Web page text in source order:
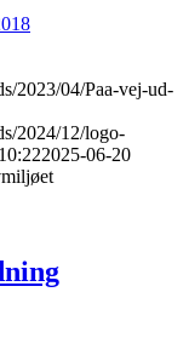
2023/04/Paa-vej-ud-
2024/12/logo-
2025-06-20